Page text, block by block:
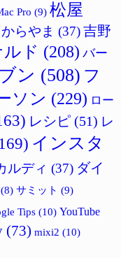
Pro (9) 松屋
からやま (37)吉野
ド (208) バー
ン (508) フ
ソン (229) ロー
レシピ (51) レ
インスタ
ルディ (37) ダイ
(8) サミット (9)
Tips (10) YouTube
(73) mixi2 (10)